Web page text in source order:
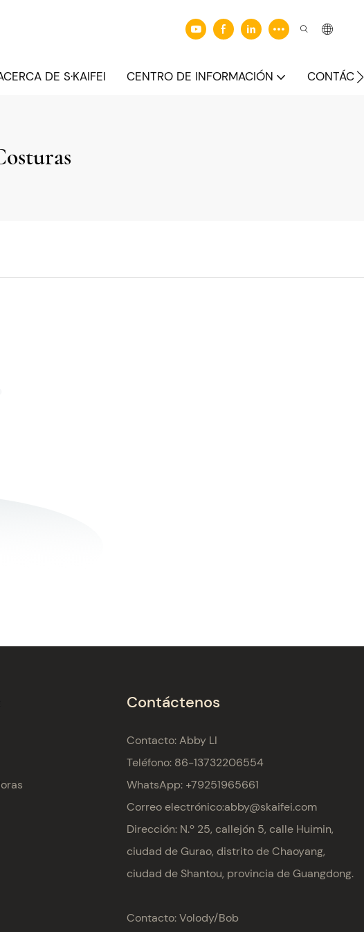
DE S·KAIFEI CENTRO DE INFORMACIÓN
Contáctenos
Contacto: Abby LI
Teléfono: 86-13732206554
WhatsApp: +79251965661
Correo electrónico:abby@skaifei.com
Dirección: N.º 25, callejón 5, calle Huimin,
ciudad de Gurao, distrito de Chaoyang,
ciudad de Shantou, provincia de Guangdong.
Contacto: Volody/Bob